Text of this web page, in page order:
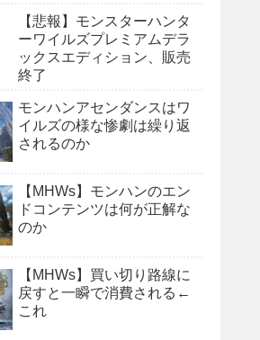
【悲報】モンスターハンタ
ーワイルズプレミアムデラ
ックスエディション、販売
終了
モンハンアセンダンスはワ
イルズの様な惨劇は繰り返
されるのか
【MHWs】モンハンのエン
ドコンテンツは何が正解な
のか
【MHWs】買い切り路線に
戻すと一瞬で消費される←
これ